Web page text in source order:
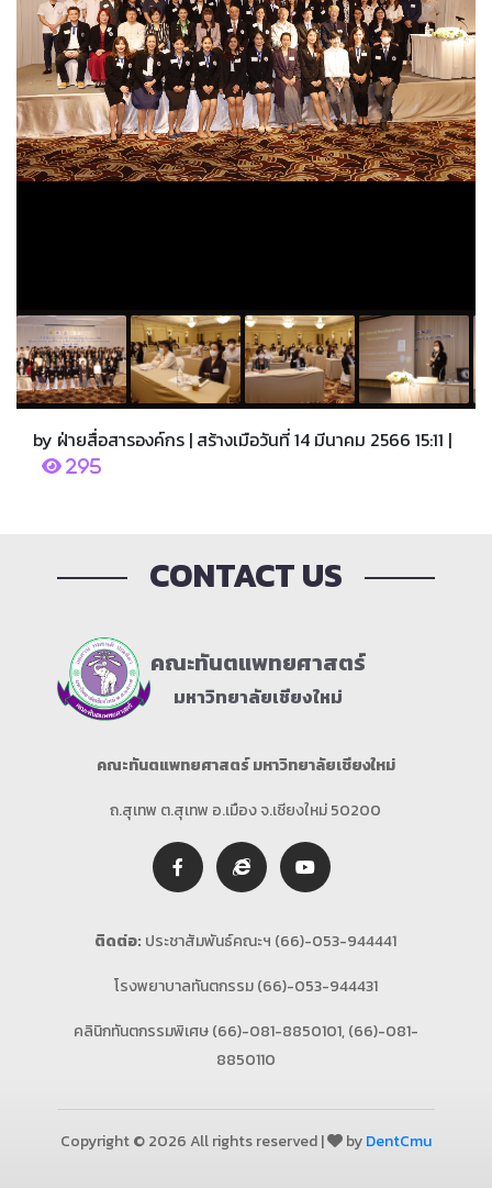
by ฝ่ายสื่อสารองค์กร | สร้างเมือวันที่ 14 มีนาคม 2566 15:11 |
295
CONTACT US
คณะทันตแพทยศาสตร์
มหาวิทยาลัยเชียงใหม่
คณะทันตแพทยศาสตร์ มหาวิทยาลัยเชียงใหม่
ถ.สุเทพ ต.สุเทพ อ.เมือง จ.เชียงใหม่ 50200
ติดต่อ: ประชาสัมพันธ์คณะฯ (66)-053-944441
โรงพยาบาลทันตกรรม (66)-053-944431
คลินิกทันตกรรมพิเศษ (66)-081-8850101, (66)-081-
8850110
Copyright © 2026 All rights reserved | byDentCmu